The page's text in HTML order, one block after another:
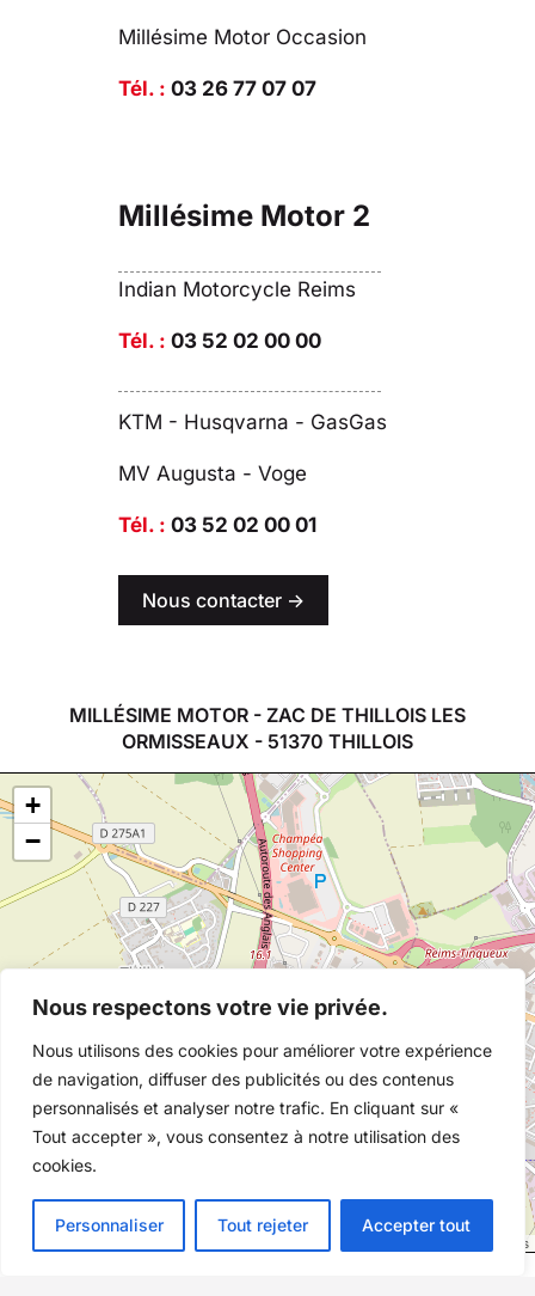
Nous respectons votre vie privée.
Nous utilisons des cookies pour améliorer votre expérience
de navigation, diffuser des publicités ou des contenus
personnalisés et analyser notre trafic. En cliquant sur «
Tout accepter », vous consentez à notre utilisation des
cookies.
Personnaliser Tout rejeter Accepter tout
Millésime Motor Occasion
Tél. : 03 26 77 07 07
Millésime Motor 2
Indian Motorcycle Reims
Tél. : 03 52 02 00 00
KTM - Husqvarna - GasGas
MV Augusta - Voge
Tél. : 03 52 02 00 01
Nous contacter ->
MILLÉSIME MOTOR - ZAC DE THILLOIS LES
ORMISSEAUX - 51370 THILLOIS
+
−
contributors